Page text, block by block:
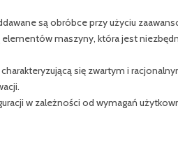
są obróbce przy użyciu
maszyny, która jest
się zwartym i
w zależności od wymagań